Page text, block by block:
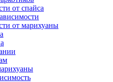
от спайса
от марихуаны